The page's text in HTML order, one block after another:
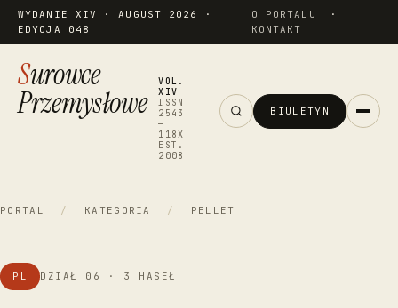
WYDANIE XIV · AUGUST 2026 ·
EDYCJA 048
O PORTALU
·
KONTAKT
Surowce
Przemysłowe
VOL.
XIV
ISSN
2543
—
118X
EST.
2008
BIULETYN
PORTAL / KATEGORIA / PELLET
PL DZIAŁ 06 · 3 HASEŁ